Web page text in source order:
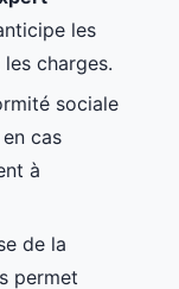
les
charges.
sociale
cas
à
de la
permet